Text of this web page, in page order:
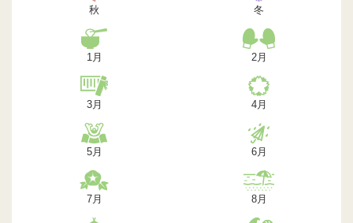
秋 冬
1月 2月
3月 4月
5月 6月
7月 8月